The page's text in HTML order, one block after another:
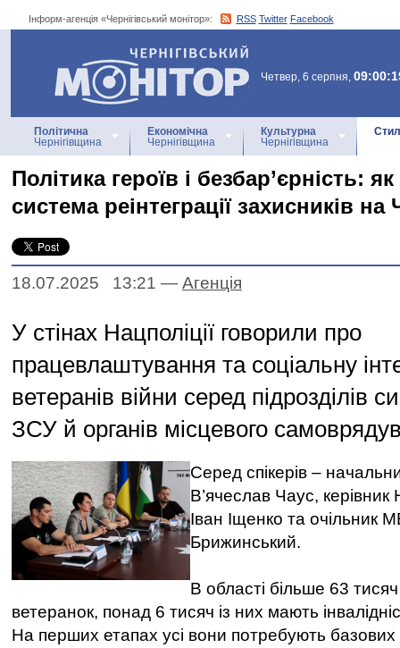
Інформ-агенція «Чернігівський монітор»: RSS Twitter Facebook
Інформ-агенція
«Чернігівський монітор»
Четвер, 6 серпня,
Політична
Чернігівщина
Економічна
Чернігівщина
Культурна
Чернігівщина
Політика героїв і безбар’єрність:
система реінтеграції захисників на
18.07.2025 13:21 — Агенцiя
У стінах Нацполіції говорили про
працевлаштування та соціальну
ветеранів війни серед підрозділів
ЗСУ й органів місцевого
Серед спікерів –
В’ячеслав Чаус, керівник
Іван Іщенко та очільник
Брижинський.
В області більше 63 тисяч
ветеранок, понад 6 тисяч із них мають
На перших етапах усі вони потребують